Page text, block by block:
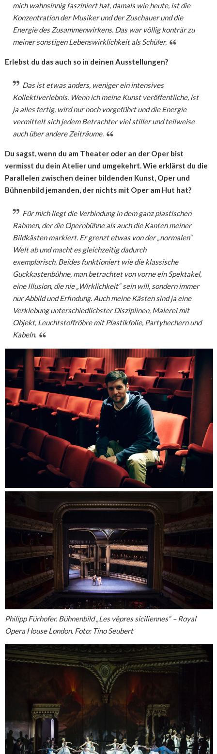
mich wahnsinnig fasziniert hat, damals wie heute, ist die
Konzentration der Musiker und der Zuschauer und die
Energie des Zusammenwirkens. Das war völlig konträr zu
meiner sonstigen Lebenswirklichkeit als Schüler.
Erlebst du das auch so in deinen Ausstellungen?
Das ist etwas anders, weniger ein intensives
Kollektiverlebnis. Wenn ich meine Kunst veröffentliche, ist
ja alles fertig, wird nur noch vorgeführt und die Energie
vermittelt sich jedem Betrachter viel stiller und teilweise
auch über andere Zeiträume.
Du sagst, wenn du am Theater oder an der Oper bist
vermisst du dein Atelier und umgekehrt. Wie erklärst du die
Parallelen zwischen deiner bildenden Kunst, Oper und
Bühnenbild jemanden, der nichts mit Oper am Hut hat?
Für mich liegt die Verbindung in dem ganz plastischen
Rahmen, der die Opernbühne als auch die Kanten meiner
Bildkästen markiert. Er grenzt etwas von der „normalen“
Welt ab und macht es gleichzeitig dadurch
exemplarisch. Beides funktioniert wie die klassische
Guckkastenbühne, man betrachtet von vorne ein Spektakel,
eine Illusion, die nie „Wirklichkeit“ sein will, sondern immer
nur Abbild und Erfindung. Auch meine Kästen sind ja eine
Verklebung unterschiedlichster Disziplinen, Malerei mit
Objekt, Leuchtstoffröhre mit Plastikfolie, Partybechern und
Kabeln.
Philipp Fürhofer. Bühnenbild„Les vêpres siciliennes“ –Royal
Opera House London. Foto: Tino Seubert